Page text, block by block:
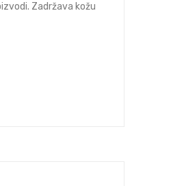
Zadržava kožu